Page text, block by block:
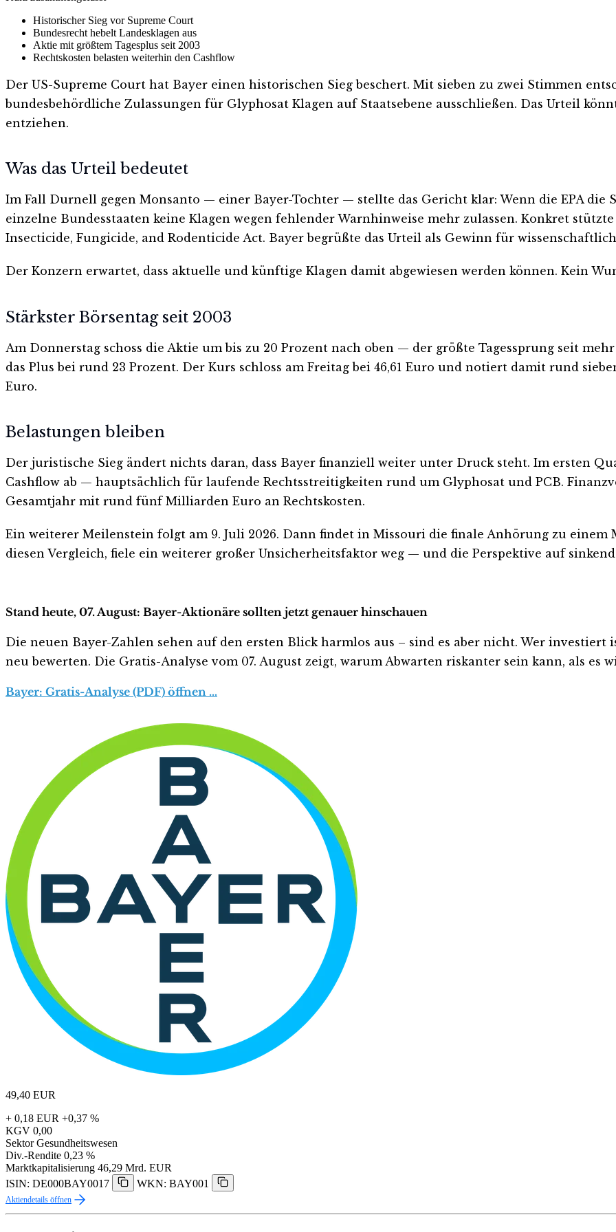
Historischer Sieg vor Supreme Court
Bundesrecht hebelt Landesklagen aus
Aktie mit größtem Tagesplus seit 2003
Rechtskosten belasten weiterhin den Cashflow
Der US-Supreme Court hat Bayer einen historischen Sieg beschert. Mit sieben zu zwei Stimmen
bundesbehördliche Zulassungen für Glyphosat Klagen auf Staatsebene ausschließen. Das Urteil
entziehen.
Was das Urteil bedeutet
Im Fall Durnell gegen Monsanto — einer Bayer-Tochter — stellte das Gericht klar: Wenn die EPA die
einzelne Bundesstaaten keine Klagen wegen fehlender Warnhinweise mehr zulassen. Konkret
Insecticide, Fungicide, and Rodenticide Act. Bayer begrüßte das Urteil als Gewinn für
Der Konzern erwartet, dass aktuelle und künftige Klagen damit abgewiesen werden können. Kein
Stärkster Börsentag seit 2003
Am Donnerstag schoss die Aktie um bis zu 20 Prozent nach oben — der größte Tagessprung seit
das Plus bei rund 23 Prozent. Der Kurs schloss am Freitag bei 46,61 Euro und notiert damit rund
Euro.
Belastungen bleiben
Der juristische Sieg ändert nichts daran, dass Bayer finanziell weiter unter Druck steht. Im ersten
Cashflow ab — hauptsächlich für laufende Rechtsstreitigkeiten rund um Glyphosat und PCB.
Gesamtjahr mit rund fünf Milliarden Euro an Rechtskosten.
Ein weiterer Meilenstein folgt am 9. Juli 2026. Dann findet in Missouri die finale Anhörung zu
diesen Vergleich, fiele ein weiterer großer Unsicherheitsfaktor weg — und die Perspektive auf
Stand heute, 07. August: Bayer-Aktionäre sollten jetzt genauer hinschauen
Die neuen Bayer-Zahlen sehen auf den ersten Blick harmlos aus – sind es aber nicht. Wer
neu bewerten. Die Gratis-Analyse vom 07. August zeigt, warum Abwarten riskanter sein kann, als es
Bayer: Gratis-Analyse (PDF) öffnen …
49,40 EUR
+ 0,18 EUR +0,37 %
KGV 0,00
Sektor Gesundheitswesen
Div.-Rendite 0,23 %
Marktkapitalisierung 46,29 Mrd. EUR
ISIN: DE000BAY0017
WKN: BAY001
Aktiendetails öffnen